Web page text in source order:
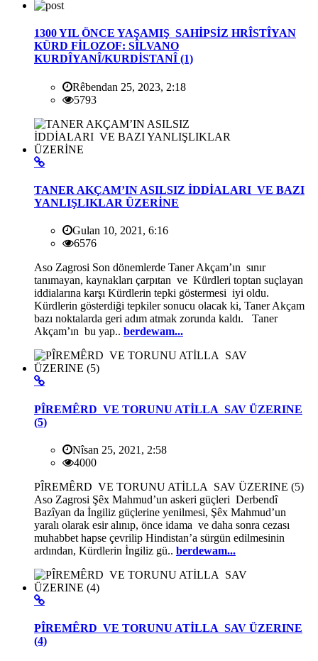
1300 YIL ÖNCE YAŞAMIŞ SAHİPSİZ HRÎSTÎYAN
KÜRD FİLOZOF: SÎLVANO
KURDÎYANÎ/KURDİSTANÎ (1)
Rêbendan 25, 2023, 2:18
5793
TANER AKÇAM’IN ASILSIZ İDDİALARI VE BAZI
YANLIŞLIKLAR ÜZERİNE
Gulan 10, 2021, 6:16
6576
Aso Zagrosi Son dönemlerde Taner Akçam’ın sınır
tanımayan, kaynakları çarpıtan ve Kürdleri toptan suçlayan
iddialarına karşı Kürdlerin tepki göstermesi iyi oldu.
Kürdlerin gösterdiği tepkiler sonucu olacak ki, Taner Akçam
bazı noktalarda geri adım atmak zorunda kaldı. Taner
Akçam’ın bu yap.. berdewam...
PÎREMÊRD VE TORUNU ATİLLA SAV ÜZERINE
(5)
Nîsan 25, 2021, 2:58
4000
PÎREMÊRD VE TORUNU ATİLLA SAV ÜZERINE (5)
Aso Zagrosi Şêx Mahmud’un askeri güçleri Derbendî
Bazîyan da İngiliz güçlerine yenilmesi, Şêx Mahmud’un
yaralı olarak esir alınıp, önce idama ve daha sonra cezası
muhabbet hapse çevrilip Hindistan’a sürgün edilmesinin
ardından, Kürdlerin İngiliz gü.. berdewam...
PÎREMÊRD VE TORUNU ATİLLA SAV ÜZERINE
(4)